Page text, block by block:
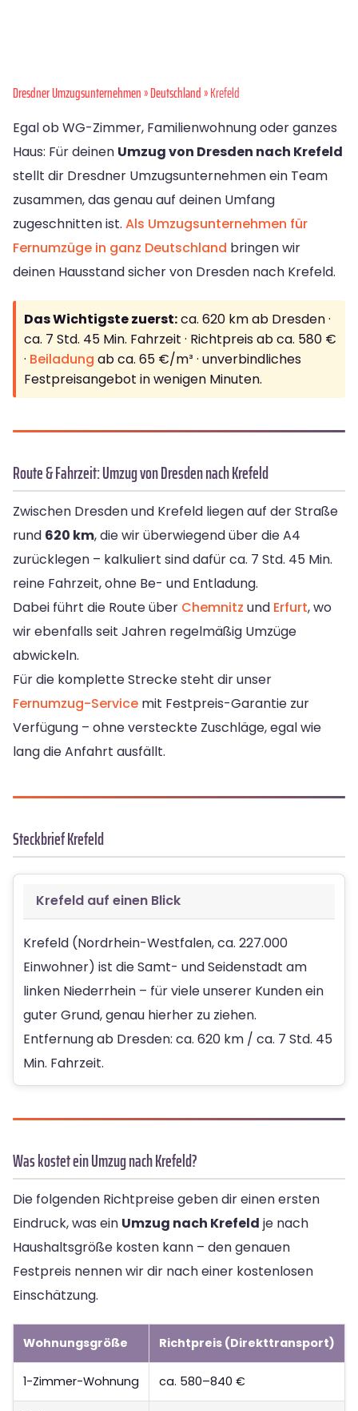
Dresdner Umzugsunternehmen»Deutschland» Krefeld
Egal ob WG-Zimmer, Familienwohnung oder ganzes
Haus: Für deinen Umzug von Dresden nach Krefeld
stellt dir Dresdner Umzugsunternehmen ein Team
zusammen, das genau auf deinen Umfang
zugeschnitten ist. Als Umzugsunternehmen für
Fernumzüge in ganz Deutschland bringen wir
deinen Hausstand sicher von Dresden nach Krefeld.
Das Wichtigste zuerst:ca. 620 km ab Dresden ·
ca. 7 Std. 45 Min. Fahrzeit · Richtpreis ab ca. 580 €
· Beiladung ab ca. 65 €/m³ · unverbindliches
Festpreisangebot in wenigen Minuten.
Route & Fahrzeit: Umzug von Dresden nach Krefeld
Zwischen Dresden und Krefeld liegen auf der Straße
rund 620 km, die wir überwiegend über die A4
zurücklegen – kalkuliert sind dafür ca. 7 Std. 45 Min.
reine Fahrzeit, ohne Be- und Entladung.
Dabei führt die Route über Chemnitz und Erfurt, wo
wir ebenfalls seit Jahren regelmäßig Umzüge
abwickeln.
Für die komplette Strecke steht dir unser
Fernumzug-Service mit Festpreis-Garantie zur
Verfügung – ohne versteckte Zuschläge, egal wie
lang die Anfahrt ausfällt.
Steckbrief Krefeld
Krefeld auf einen Blick
Krefeld (Nordrhein-Westfalen, ca. 227.000
Einwohner) ist die Samt- und Seidenstadt am
linken Niederrhein – für viele unserer Kunden ein
guter Grund, genau hierher zu ziehen.
Entfernung ab Dresden: ca. 620 km / ca. 7 Std. 45
Min. Fahrzeit.
Was kostet ein Umzug nach Krefeld?
Die folgenden Richtpreise geben dir einen ersten
Eindruck, was ein Umzug nach Krefeld je nach
Haushaltsgröße kosten kann – den genauen
Festpreis nennen wir dir nach einer kostenlosen
Einschätzung.
Wohnungsgröße Richtpreis (Direkttransport)
1-Zimmer-Wohnung ca. 580–840 €